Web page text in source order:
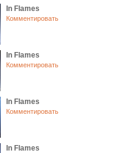
In Flames
Комментировать
In Flames
Комментировать
In Flames
Комментировать
In Flames